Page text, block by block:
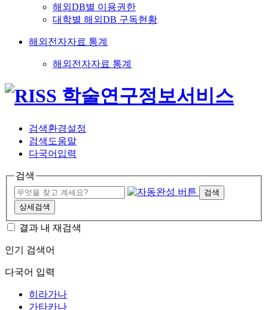
해외DB별 이용권한
대학별 해외DB 구독현황
해외전자자료 통계
해외전자자료 통계
검색환경설정
검색도움말
다국어입력
검색
검색
상세검색
결과 내 재검색
인기 검색어
다국어 입력
히라가나
가타카나